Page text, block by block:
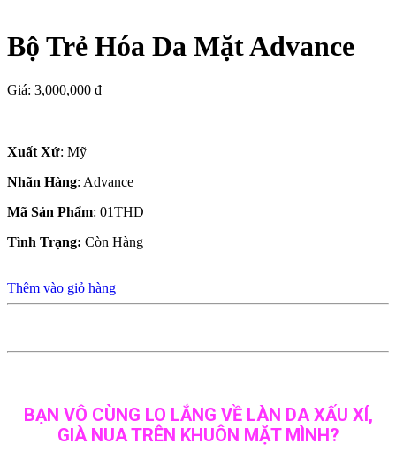
Bộ Trẻ Hóa Da Mặt Advance
Giá: 3,000,000 đ
Xuất Xứ: Mỹ
Nhãn Hàng: Advance
Mã Sản Phẩm: 01THD
Tình Trạng: Còn Hàng
Thêm vào giỏ hàng
BẠN VÔ CÙNG LO LẮNG VỀ LÀN DA XẤU XÍ,
GIÀ NUA TRÊN KHUÔN MẶT MÌNH?